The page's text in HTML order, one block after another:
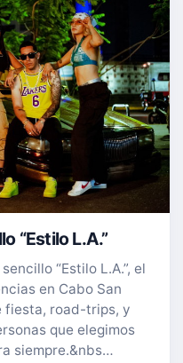
“Estilo L.A.”
“Estilo L.A.”, el
en Cabo San
fiesta, road-trips, y
que elegimos
siempre.&nbs…